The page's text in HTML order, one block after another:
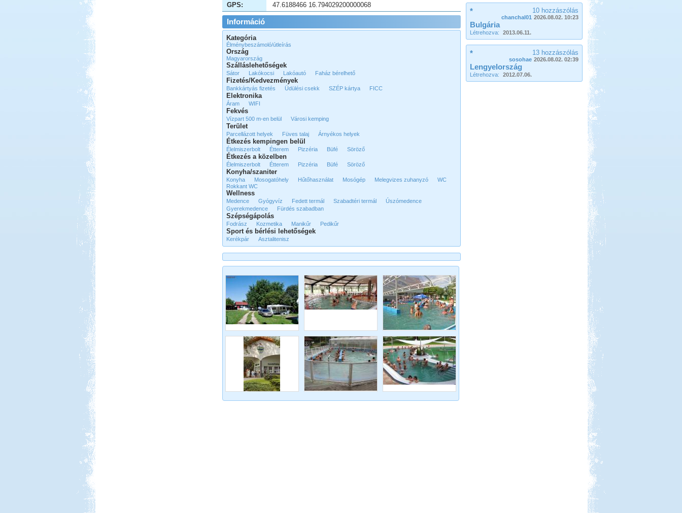
GPS: 47.6188466 16.794029200000068
Információ
Kategória
Élménybeszámoló/útleírás
Ország
Magyarország
Szálláslehetőségek
Sátor Lakókocsi Lakóautó Faház bérelhető
Fizetés/Kedvezmények
Bankkártyás fizetés Üdülési csekk SZÉP kártya FICC
Elektronika
Áram WIFI
Fekvés
Vízpart 500 m-en belül Városi kemping
Terület
Parcellázott helyek Füves talaj Árnyékos helyek
Étkezés kempingen belül
Élelmiszerbolt Étterem Pizzéria Büfé Söröző
Étkezés a közelben
Élelmiszerbolt Étterem Pizzéria Büfé Söröző
Konyha/szaniter
Konyha Mosogatóhely Hűtőhasználat Mosógép Melegvizes zuhanyzó
WC
Rokkant WC
Wellness
Medence Gyógyvíz Fedett termál Szabadtéri termál
Úszómedence
Gyerekmedence
Fürdés szabadban
Szépségápolás
Fodrász Kozmetika Manikűr Pedikűr
Sport és bérlési lehetőségek
Kerékpár Asztalitenisz
Beküldte:Nemo25
Evia-ra két hídon lehet áthajtani...
Olaszország Toszkana
10 hozzászólás
chanchal01 2026.08.02. 10:23
*
Bulgária
Létrehozva: 2013.06.11.
13 hozzászólás
sosohae 2026.08.02. 02:39
*
Lengyelország
Létrehozva: 2012.07.06.